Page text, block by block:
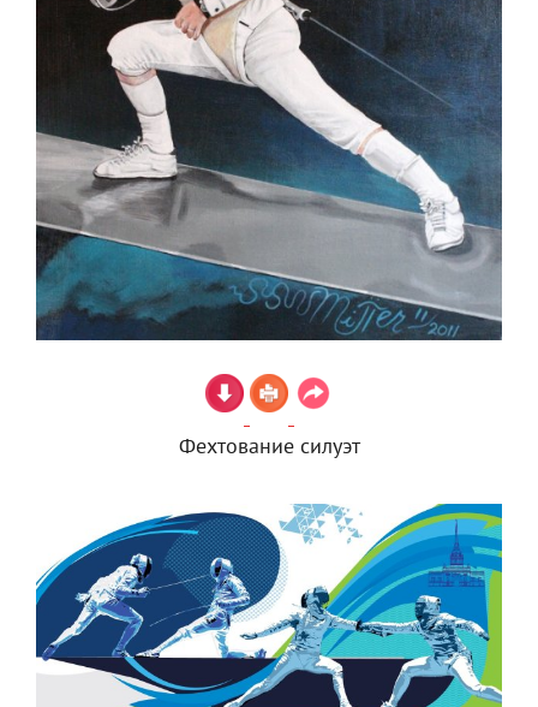
Фехтование силуэт